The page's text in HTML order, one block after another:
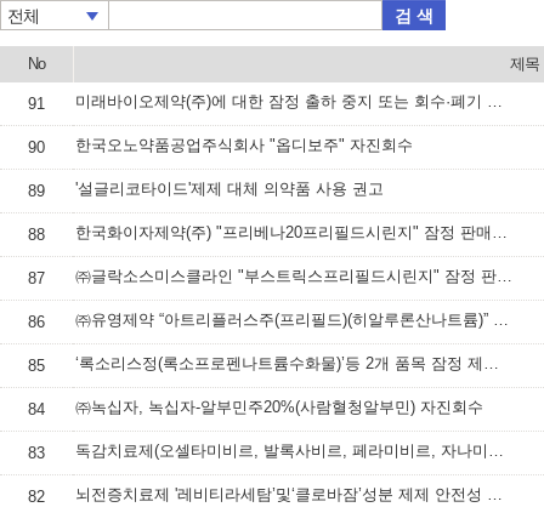
전체 검 색
No 제목
91 미래바이오제약(주)에 대한 잠정 출하 중지 또는 회수·폐기 등 명령하고, 속보 배포
90 한국오노약품공업주식회사 "옵디보주" 자진회수
89 '설글리코타이드'제제 대체 의약품 사용 권고
88 한국화이자제약(주) "프리베나20프리필드시린지" 잠정 판매사용중지 조치
87 ㈜글락소스미스클라인 "부스트릭스프리필드시린지" 잠정 판매·사용 중지 조치
86 ㈜유영제약 “아트리플러스주(프리필드)(히알루론산나트륨)” 잠정 판매·사용 중지
85 ‘록소리스정(록소프로펜나트륨수화물)’등 2개 품목 잠정 제조·판매·사용 중지
84 ㈜녹십자, 녹십자-알부민주20%(사람혈청알부민) 자진회수
83 독감치료제(오셀타미비르, 발록사비르, 페라미비르, 자나미비르 성분 제제) 처방‧투여 시 주의사항
82 뇌전증치료제 '레비티라세탐’및‘클로바잠’성분 제제 안전성 정보